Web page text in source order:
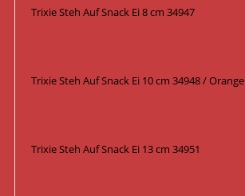
Trixie Steh Auf Snack Ei 8 cm 34947
Trixie Steh Auf Snack Ei 10 cm 34948 / Orange
Trixie Steh Auf Snack Ei 13 cm 34951